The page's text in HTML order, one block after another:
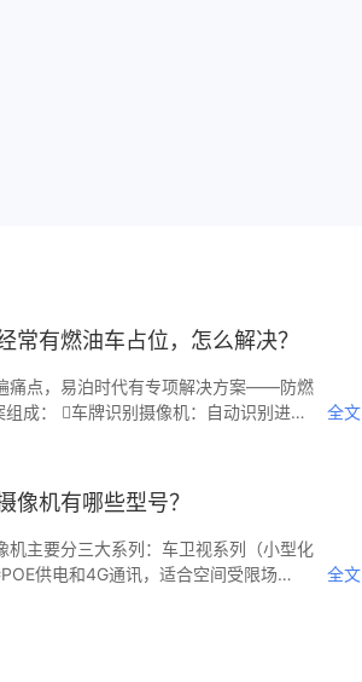
常有燃油车占位，怎么解决？
痛点，易泊时代有专项解决方案——防燃
成： 车牌识别摄像机：自动识别进入
位 视觉锁（可选）：在每个充电车位
识别后自动降锁
全文
像机有哪些型号？
机主要分三大系列：车卫视系列（小型化
供电和4G通讯，适合空间受限场
全文